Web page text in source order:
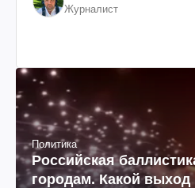
Журналист
Политика
Российская
городам. Какой выход